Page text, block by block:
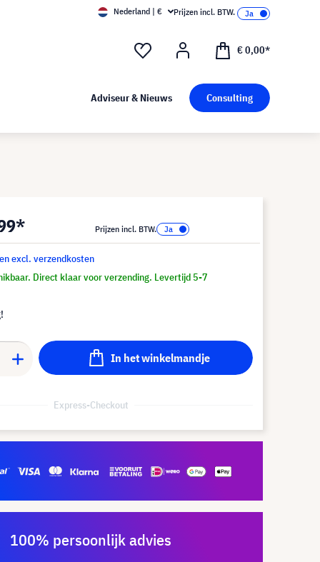
Nederland | € Prijzen incl. BTW.
€ 0,00*
Adviseur & Nieuws Consulting
Prijzen incl. BTW.
excl. verzendkosten
Direct klaar voor verzending. Levertijd 5-7
In het winkelmandje
Express-Checkout
100% persoonlijk advies